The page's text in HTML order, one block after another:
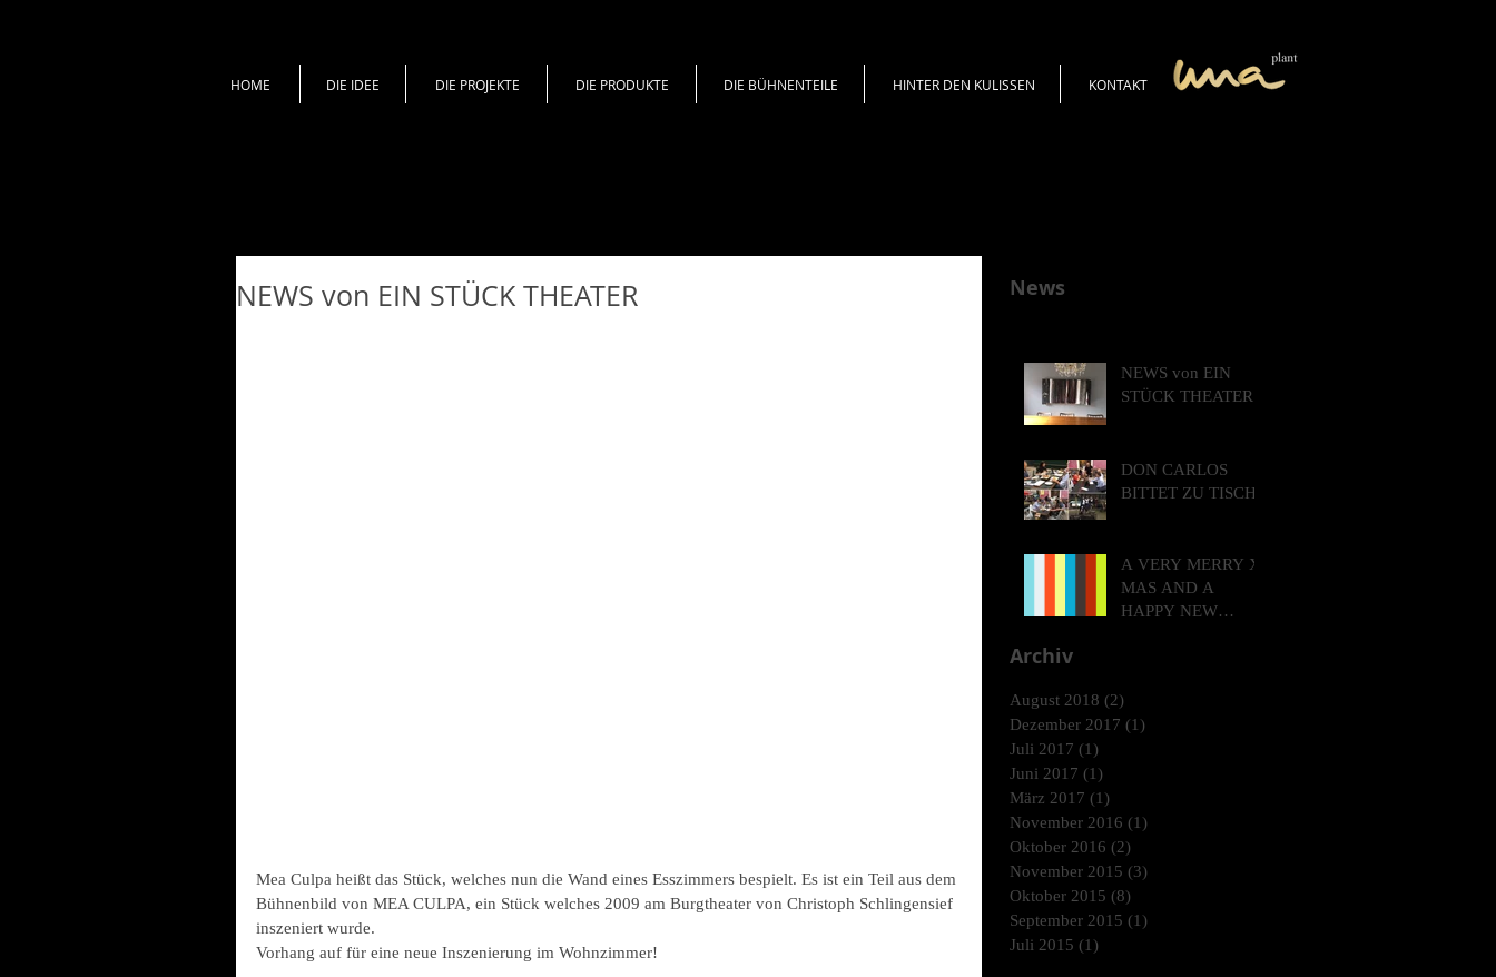
DIE IDEE DIE PROJEKTE DIE PRODUKTE DIE BÜHNENTEILE HINTER DEN KULISSEN KONTAKT
HOME
NEWS von EIN STÜCK THEATER
Mea Culpa heißt das Stück, welches nun die Wand eines Esszimmers bespielt. Es ist ein Teil aus dem
Bühnenbild von MEA CULPA, ein Stück welches 2009 am Burgtheater von Christoph Schlingensief
inszeniert wurde.
Vorhang auf für eine neue Inszenierung im Wohnzimmer!
News
NEWS von EIN
STÜCK THEATER
DON CARLOS
BITTET ZU TISCH
A VERY MERRY X-
MAS AND A
HAPPY NEW
Archiv
August 2018 (2)
Dezember 2017 (1)
Juli 2017 (1)
Juni 2017 (1)
März 2017 (1)
November 2016 (1)
Oktober 2016 (2)
November 2015 (3)
Oktober 2015 (8)
September 2015 (1)
Juli 2015 (1)